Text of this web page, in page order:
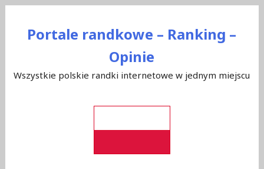
Portale randkowe – Ranking –
Opinie
Wszystkie polskie randki internetowe w jednym miejscu